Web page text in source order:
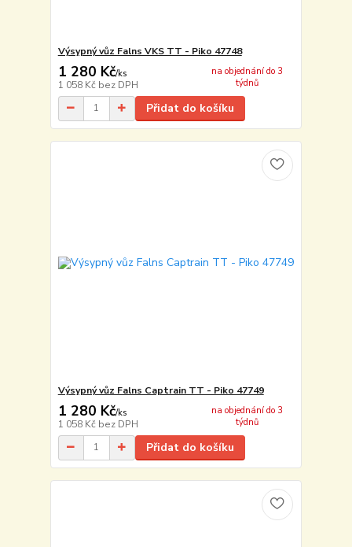
Výsypný vůz Falns VKS TT - Piko 47748
1 280 Kč/ks
1 058 Kč bez DPH
na objednání do 3
týdnů
Přidat do košíku
Výsypný vůz Falns Captrain TT - Piko 47749
1 280 Kč/ks
1 058 Kč bez DPH
na objednání do 3
týdnů
Přidat do košíku